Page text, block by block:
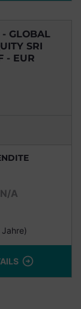
GLOBAL
SRI
- EUR
N/A
Jahre)